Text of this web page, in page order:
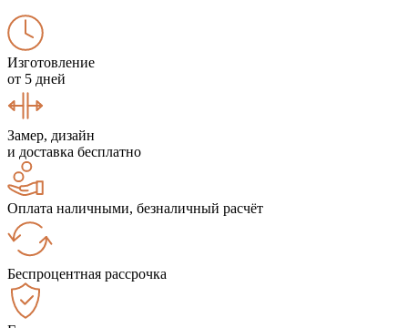
Изготовление
от 5 дней
Замер, дизайн
и доставка бесплатно
Оплата наличными, безналичный расчёт
Беспроцентная рассрочка